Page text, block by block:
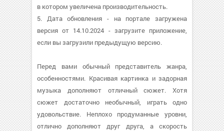
в котором увеличена производительность.
5. Дата обновления - на портале загружена
версия от 14.10.2024 - загрузите приложение,
если вы загрузили предыдущую версию.
Перед вами обычный представитель жанра,
особенностями. Красивая картинка и задорная
музыка дополняют отличный сюжет. Хотя
сюжет достаточно необычный, играть одно
удовольствие. Неплохо продуманные уровни,
отлично дополняют друг друга, а скорость